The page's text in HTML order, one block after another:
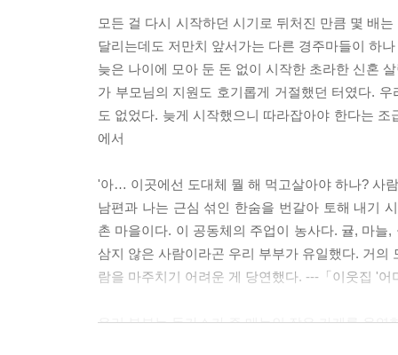
모든 걸 다시 시작하던 시기로 뒤처진 만큼 몇 배
달리는데도 저만치 앞서가는 다른 경주마들이 하
늦은 나이에 모아 둔 돈 없이 시작한 초라한 신혼
가 부모님의 지원도 호기롭게 거절했던 터였다.
도 없었다. 늦게 시작했으니 따라잡아야 한다는
에서
'아… 이곳에선 도대체 뭘 해 먹고살아야 하나? 사
남편과 나는 근심 섞인 한숨을 번갈아 토해 내기
촌 마을이다. 이 공동체의 주업이 농사다. 귤, 마
삼지 않은 사람이라곤 우리 부부가 유일했다. 거
람을 마주치기 어려운 게 당연했다. ---「이웃집 '어
우리 부부는 돈가스가 주 메뉴인 작은 가게를 운